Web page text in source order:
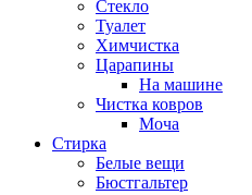
Стекло
Туалет
Химчистка
Царапины
На машине
Чистка ковров
Моча
Стирка
Белые вещи
Бюстгальтер